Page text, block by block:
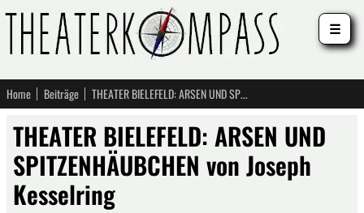
Home Beiträge THEATER BIELEFELD: ARSEN UND SPITZENHÄUBCHEN von Joseph Kesselring
THEATER BIELEFELD: ARSEN UND
SPITZENHÄUBCHEN von Joseph
Kesselring
☰